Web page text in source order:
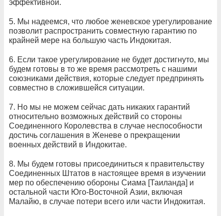
эффективной.
5. Мы надеемся, что любое женевское урегулирование
позволит распространить совместную гарантию по
крайней мере на большую часть Индокитая.
6. Если такое урегулирование не будет достигнуто, мы
будем готовы в то же время рассмотреть с нашими
союзниками действия, которые следует предпринять
совместно в сложившейся ситуации.
7. Но мы не можем сейчас дать никаких гарантий
относительно возможных действий со стороны
Соединенного Королевства в случае неспособности
достичь соглашения в Женеве о прекращении
военных действий в Индокитае.
8. Мы будем готовы присоединиться к правительству
Соединенных Штатов в настоящее время в изучении
мер по обеспечению обороны Сиама [Таиланда] и
остальной части Юго-Восточной Азии, включая
Малайю, в случае потери всего или части Индокитая.